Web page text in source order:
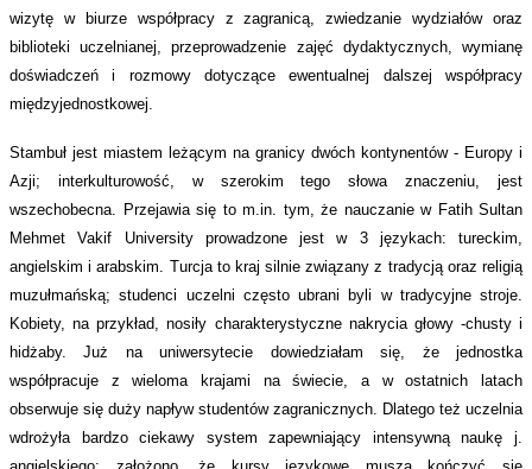
wizytę w biurze współpracy z zagranicą, zwiedzanie wydziałów oraz
biblioteki uczelnianej, przeprowadzenie zajęć dydaktycznych, wymianę
doświadczeń i rozmowy dotyczące ewentualnej dalszej współpracy
międzyjednostkowej.
Stambuł jest miastem leżącym na granicy dwóch kontynentów - Europy i
Azji; interkulturowość, w szerokim tego słowa znaczeniu, jest
wszechobecna. Przejawia się to m.in. tym, że nauczanie w Fatih Sultan
Mehmet Vakif University prowadzone jest w 3 językach: tureckim,
angielskim i arabskim. Turcja to kraj silnie związany z tradycją oraz religią
muzułmańską; studenci uczelni często ubrani byli w tradycyjne stroje.
Kobiety, na przykład, nosiły charakterystyczne nakrycia głowy -chusty i
hidżaby. Już na uniwersytecie dowiedziałam się, że jednostka
współpracuje z wieloma krajami na świecie, a w ostatnich latach
obserwuje się duży napływ studentów zagranicznych. Dlatego też uczelnia
wdrożyła bardzo ciekawy system zapewniający intensywną naukę j.